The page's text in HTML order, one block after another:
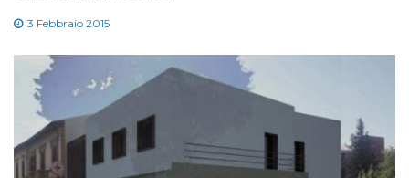
3 Febbraio 2015